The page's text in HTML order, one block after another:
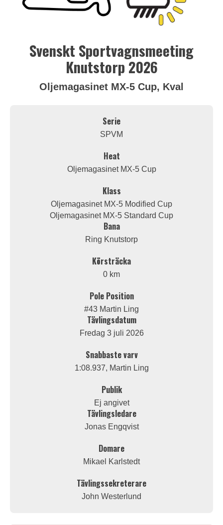
Svenskt Sportvagnsmeeting
Knutstorp 2026
Oljemagasinet MX-5 Cup, Kval
Serie
SPVM
Heat
Oljemagasinet MX-5 Cup
Klass
Oljemagasinet MX-5 Modified Cup
Oljemagasinet MX-5 Standard Cup
Bana
Ring Knutstorp
Körsträcka
0 km
Pole Position
#43 Martin Ling
Tävlingsdatum
Fredag 3 juli 2026
Snabbaste varv
1:08.937, Martin Ling
Publik
Ej angivet
Tävlingsledare
Jonas Engqvist
Domare
Mikael Karlstedt
Tävlingssekreterare
John Westerlund